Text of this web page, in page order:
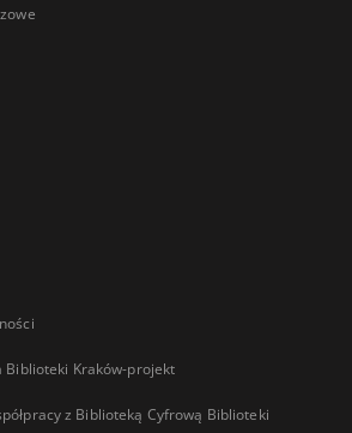
Biblioteki Kraków-projekt
z Biblioteką Cyfrową Biblioteki